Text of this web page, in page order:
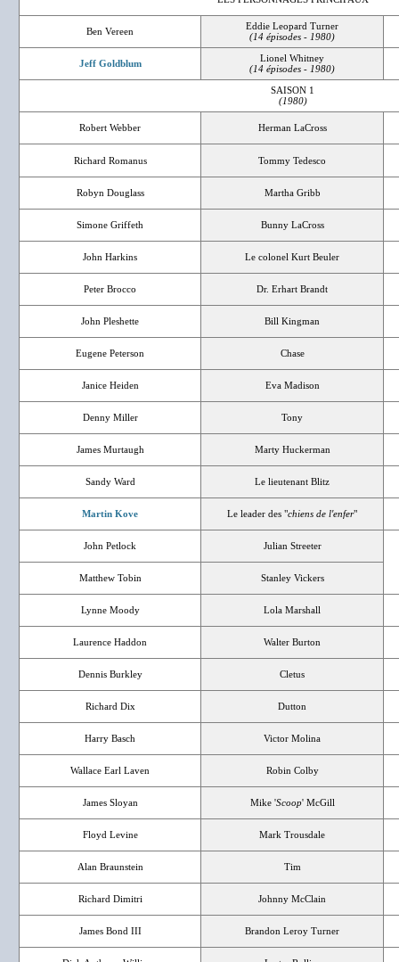
Ben Vereen
Eddie Leopard Turner
(14 épisodes - 1980)
Jeff Goldblum
Lionel Whitney
(14 épisodes - 1980)
SAISON 1
(1980)
Robert Webber Herman LaCross
Richard Romanus Tommy Tedesco
Robyn Douglass Martha Gribb
Simone Griffeth Bunny LaCross
John Harkins Le colonel Kurt Beuler
Peter Brocco Dr. Erhart Brandt
John Pleshette Bill Kingman
Eugene Peterson Chase
Janice Heiden Eva Madison
Denny Miller Tony
James Murtaugh Marty Huckerman
Sandy Ward Le lieutenant Blitz
Martin Kove Le leader des "chiens de l'enfer"
John Petlock Julian Streeter
Matthew Tobin Stanley Vickers
Lynne Moody Lola Marshall
Laurence Haddon Walter Burton
Dennis Burkley Cletus
Richard Dix Dutton
Harry Basch Victor Molina
Wallace Earl Laven Robin Colby
James Sloyan Mike 'Scoop' McGill
Floyd Levine Mark Trousdale
Alan Braunstein Tim
Richard Dimitri Johnny McClain
James Bond III Brandon Leroy Turner